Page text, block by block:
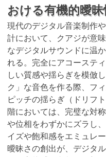
おける有機的曖
現代のデジタル音楽制作
計において、クアジが意
なデジタルサウンドに温
れる。完全にアコーステ
しい質感や揺らぎを模倣
ク」な音色を作る際、フ
ピッチの揺らぎ（ドリフ
階においては、完璧な対
や位相をわずかにズラし
イズや飽和感をエミュレ
曖昧さの創出が、デジタ